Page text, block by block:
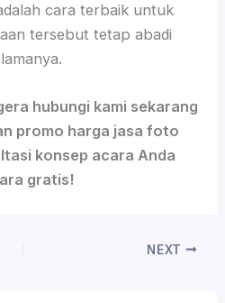
cara terbaik untuk
tersebut tetap abadi
hubungi kami sekarang
promo harga jasa foto
konsep acara Anda
gratis!
NEXT